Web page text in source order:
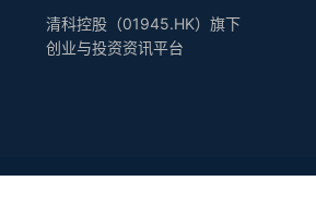
清科控股（01945.HK）旗下
创业与投资资讯平台